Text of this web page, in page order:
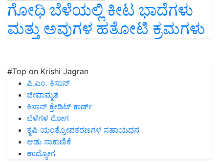
ಗೋಧಿ ಬೆಳೆಯಲ್ಲಿ ಕೀಟ ಭಾದೆಗಳು
ಮತ್ತು ಅವುಗಳ ಹತೋಟಿ ಕ್ರಮಗಳು
#Top on Krishi Jagran
ಪಿ.ಎಂ. ಕಿಸಾನ್
ಜೀವಾಮೃತ
ಕಿಸಾನ್ ಕ್ರೇಡಿಟ್ ಕಾರ್ಡ್
ಬೆಳೆಗಳ ರೋಗ
ಕೃಷಿ ಯಂತ್ರೋಪಕರಣಗಳ ಸಹಾಯಧನ
ಆಡು ಸಾಕಾಣಿಕೆ
ಉದ್ಯೋಗ